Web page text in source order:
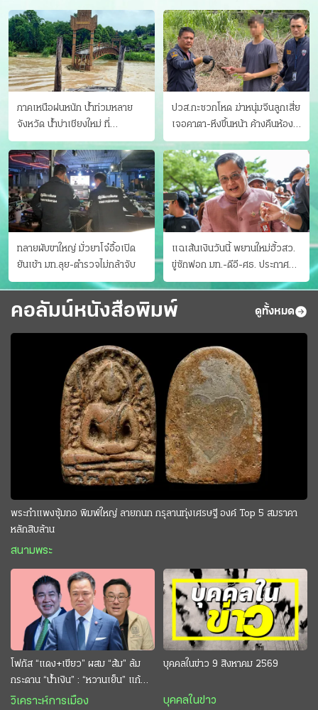
ภาคเหนือฝนหนัก น้ำท่วมหลาย
จังหวัด นํ้าบ่าเชียงใหม่ ที่
แม่ฮ่องสอน ซัดสะพานขาด
ปวส.กะซวกโหด ฆ่าหนุ่มจีนลูกเสี่ย
เจอคาตา-หึงขึ้นหน้า ค้างคืนห้อง
แฟนสาว
ทลายผับขาใหญ่ มั่วยาโจ๋อื้อเปิด
ยันเช้า มท.ลุย-ตำรวจไม่กล้าจับ
แฉเส้นเงินวันนี้ พยานใหม่ฮั้วสว.
ขู่ซักฟอก มท.-ดีอี-ศธ. ประกาศ
บัญชีท้องถิ่น
คอลัมน์หนังสือพิมพ์ ดูทั้งหมด
พระกำแพงซุ้มกอ พิมพ์ใหญ่ ลายกนก กรุลานทุ่งเศรษฐี องค์ Top 5 สมราคา
หลักสิบล้าน
สนามพระ
โฟกัส “แดง+เขียว” ผสม “ส้ม” ล้ม
กระดาน “นํ้าเงิน” : “หวานเย็น” แก้
กระหาย “อนุทิน” ดักตีกินสบาย
วิเคราะห์การเมือง
บุคคลในข่าว 9 สิงหาคม 2569
บุคคลในข่าว